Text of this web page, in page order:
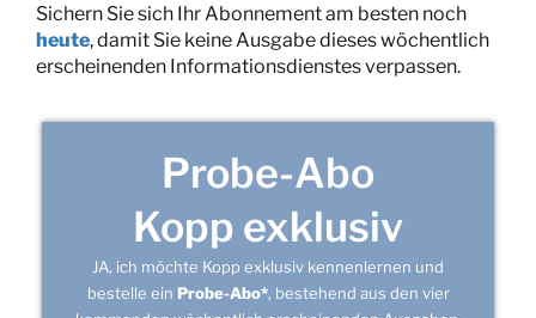
Sichern Sie sich Ihr Abonnement am besten noch
heute, damit Sie keine Ausgabe dieses wöchentlich
erscheinenden Informationsdienstes verpassen.
Probe-Abo
Kopp exklusiv
JA, ich möchte Kopp exklusiv kennenlernen und
bestelle ein Probe-Abo*, bestehend aus den vier